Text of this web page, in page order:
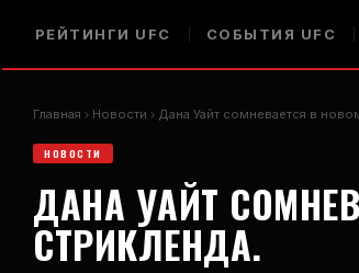
РЕЙТИНГИ UFC СОБЫТИЯ UFC
Главная Новости Дана Уайт сомневается в
НОВОСТИ
ДАНА УАЙТ
СТРИКЛЕНДА.